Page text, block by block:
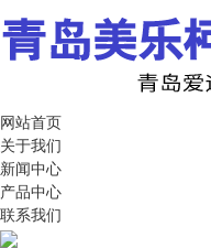
网站首页
关于我们
新闻中心
产品中心
联系我们